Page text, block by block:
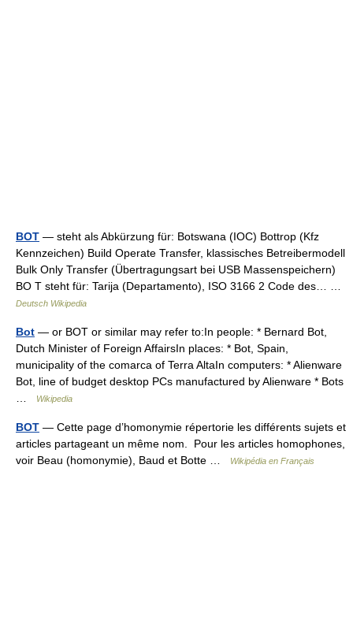
BOT — steht als Abkürzung für: Botswana (IOC) Bottrop (Kfz
Kennzeichen) Build Operate Transfer, klassisches Betreibermodell
Bulk Only Transfer (Übertragungsart bei USB Massenspeichern)
BO T steht für: Tarija (Departamento), ISO 3166 2 Code des… …
Deutsch Wikipedia
Bot — or BOT or similar may refer to:In people: * Bernard Bot,
Dutch Minister of Foreign AffairsIn places: * Bot, Spain,
municipality of the comarca of Terra AltaIn computers: * Alienware
Bot, line of budget desktop PCs manufactured by Alienware * Bots
Wikipedia
BOT — Cette page d’homonymie répertorie les différents sujets et
articles partageant un même nom. Pour les articles homophones,
voir Beau (homonymie), Baud et Botte …
Wikipédia en Français